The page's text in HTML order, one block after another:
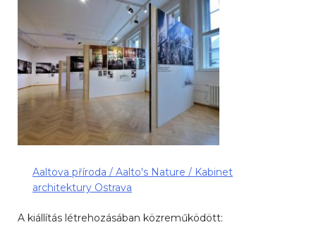
Aaltova příroda / Aalto′s Nature / Kabinet
architektury Ostrava
A kiállítás létrehozásában közreműködött: